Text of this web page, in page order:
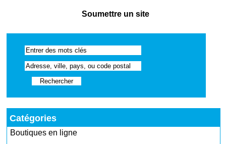
Soumettre un site
Catégories
Boutiques en ligne